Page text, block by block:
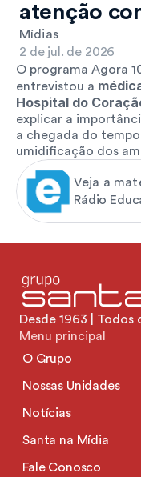
atenção
Mídias
2 de jul. de 2026
O programa Agora
entrevistou a
Hospital do
explicar a
a chegada do
umidificação dos
Veja a
Rádio
Desde 1963 |
Menu principal
O Grupo
Nossas Unidades
Notícias
Santa na Mídia
Fale Conosco